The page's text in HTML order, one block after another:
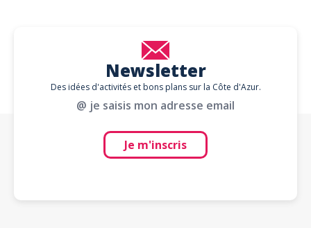
Newsletter
Des idées d'activités et bons plans sur la Côte d'Azur.
@ je saisis mon adresse email
Je m'inscris